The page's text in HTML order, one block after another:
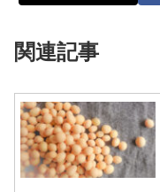
関連記事